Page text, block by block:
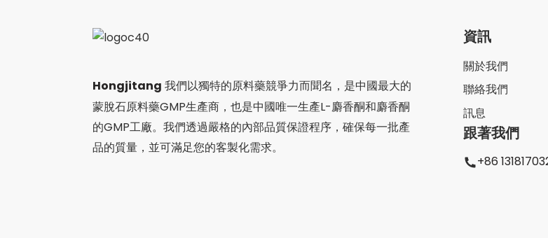
交流，共同製定了中醫藥文
化國際化的藍圖。
SSW在美國的展覽會圓滿
落幕，展現了其創新實力和
全球影響力。
Hongjitang 我們以獨特的原料藥競爭力而聞名，是中國最大的
蒙脫石原料藥GMP生產商，也是中國唯一生產L-麝香酮和麝香酮
的GMP工廠。我們透過嚴格的內部品質保證程序，確保每一批產
品的質量，並可滿足您的客製化需求。
資訊
關於我們
聯絡我們
訊息
跟著我們
+86